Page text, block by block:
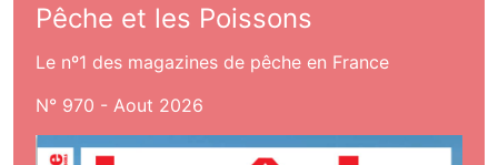
Pêche et les Poissons
Le nº1 des magazines de pêche en France
N° 970 - Aout 2026